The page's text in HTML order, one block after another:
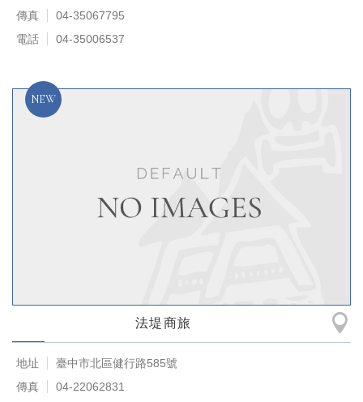
傳真
04-35067795
電話
04-35006537
法堤商旅
地址
臺中市北區健行路585號
傳真
04-22062831